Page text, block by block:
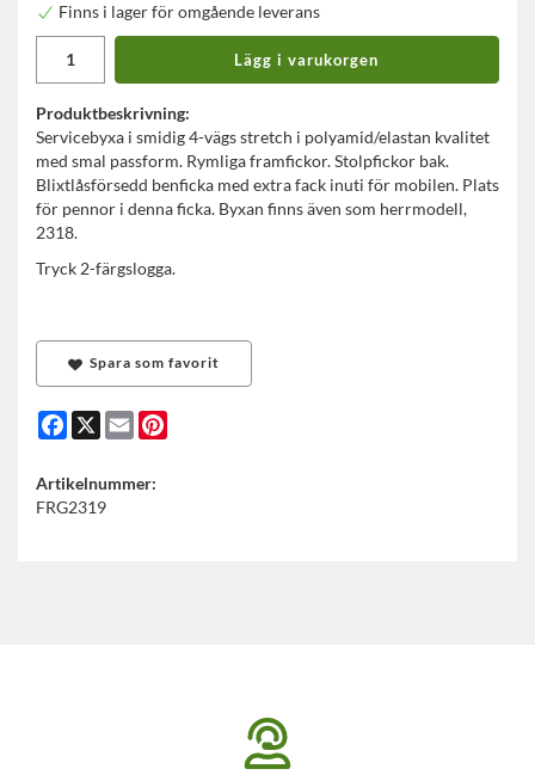
Finns i lager för omgående leverans
Lägg i varukorgen
Produktbeskrivning:
Servicebyxa i smidig 4-vägs stretch i polyamid/elastan kvalitet
med smal passform. Rymliga framfickor. Stolpfickor bak.
Blixtlåsförsedd benficka med extra fack inuti för mobilen. Plats
för pennor i denna ficka. Byxan finns även som herrmodell,
2318.
Tryck 2-färgslogga.
Spara som favorit
Facebook
X Email
Artikelnummer:
FRG2319